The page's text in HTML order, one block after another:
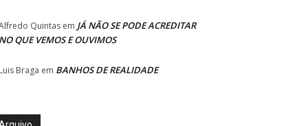
Quintas em JÁ NÃO SE PODE ACREDITAR
QUE VEMOS E OUVIMOS
Braga em BANHOS DE REALIDADE